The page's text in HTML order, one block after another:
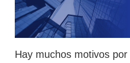
Hay muchos motivos